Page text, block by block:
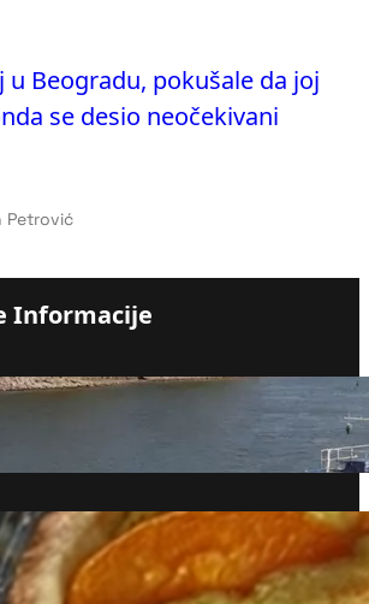
u Beogradu, pokušale da joj
se desio neočekivani
Petrović
Informacije
transport i nemačku industriju
Recept dana za tart sa
kajsijama
avgust 8, 2026